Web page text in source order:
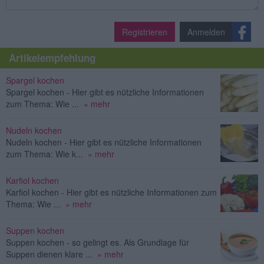
Registrieren Anmelden
Artikelempfehlung
Spargel kochen
Spargel kochen - Hier gibt es nützliche Informationen
zum Thema: Wie ...
» mehr
Nudeln kochen
Nudeln kochen - Hier gibt es nützliche Informationen
zum Thema: Wie k...
» mehr
Karfiol kochen
Karfiol kochen - Hier gibt es nützliche Informationen zum
Thema: Wie ...
» mehr
Suppen kochen
Suppen kochen - so gelingt es. Als Grundlage für
Suppen dienen klare ...
» mehr